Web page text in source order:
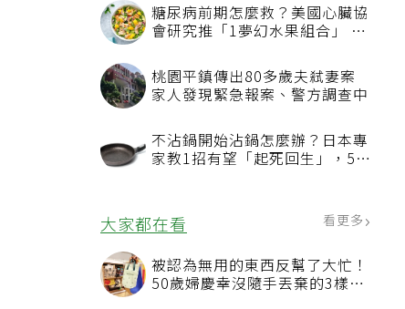
糖尿病前期怎麼救？美國心臟協
會研究推「1夢幻水果組合」 酪
桃園平鎮傳出80多歲夫弒妻案
家人發現緊急報案、警方調查中
不沾鍋開始沾鍋怎麼辦？日本專
家教1招有望「起死回生」，5情
大家都在看
被認為無用的東西反幫了大忙！
50歲婦慶幸沒隨手丟棄的3樣物